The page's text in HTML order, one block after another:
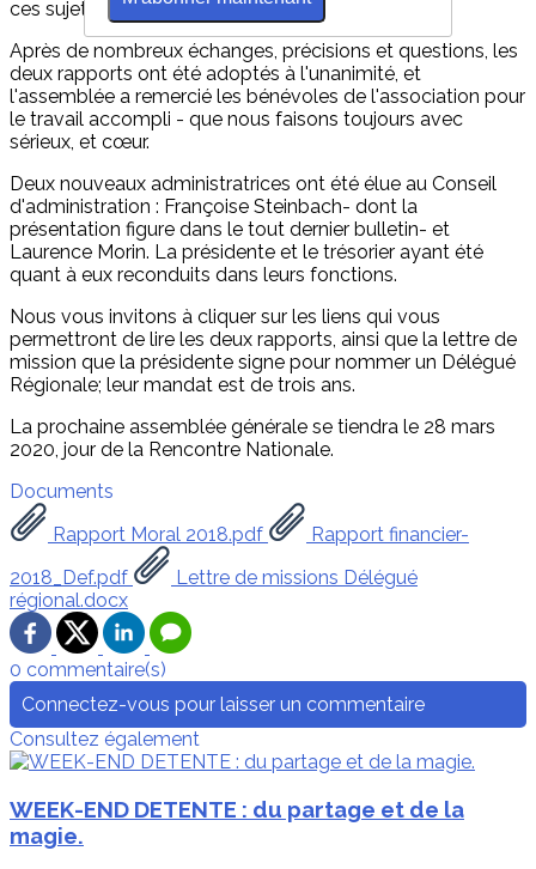
ces sujets.
Après de nombreux échanges, précisions et questions, les
deux rapports ont été adoptés à l'unanimité, et
l'assemblée a remercié les bénévoles de l'association pour
le travail accompli - que nous faisons toujours avec
sérieux, et cœur.
Deux nouveaux administratrices ont été élue au Conseil
d'administration : Françoise Steinbach- dont la
présentation figure dans le tout dernier bulletin- et
Laurence Morin. La présidente et le trésorier ayant été
quant à eux reconduits dans leurs fonctions.
Nous vous invitons à cliquer sur les liens qui vous
permettront de lire les deux rapports, ainsi que la lettre de
mission que la présidente signe pour nommer un Délégué
Régionale; leur mandat est de trois ans.
La prochaine assemblée générale se tiendra le 28 mars
2020, jour de la Rencontre Nationale.
Documents
Rapport Moral 2018.pdf
Rapport financier-
2018_Def.pdf
Lettre de missions Délégué
régional.docx
0 commentaire(s)
Connectez-vous pour laisser un commentaire
Consultez également
WEEK-END DETENTE : du partage et de la
magie.